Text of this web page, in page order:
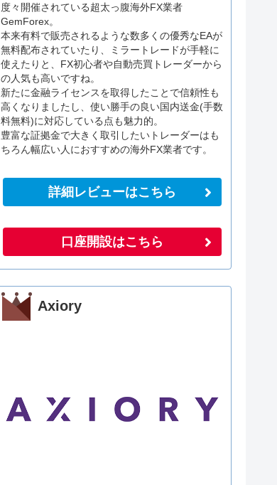
度々開催されている超太っ腹海外FX業者
GemForex。
本来有料で販売されるような数多くの優秀なEAが
無料配布されていたり、ミラートレードが手軽に
使えたりと、FX初心者や自動売買トレーダーから
の人気も高いですね。
新たに金融ライセンスを取得したことで信頼性も
高くなりましたし、使い勝手の良い国内送金(手数
料無料)に対応している点も魅力的。
豊富な証拠金で大きく取引したいトレーダーはも
ちろん幅広い人におすすめの海外FX業者です。
詳細レビューはこちら
口座開設はこちら
Axiory